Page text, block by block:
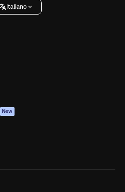
Italiano
New